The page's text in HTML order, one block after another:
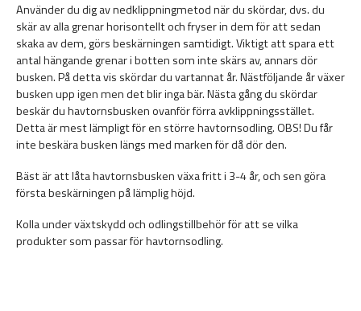
Använder du dig av nedklippningmetod när du skördar, dvs. du
skär av alla grenar horisontellt och fryser in dem för att sedan
skaka av dem, görs beskärningen samtidigt. Viktigt att spara ett
antal hängande grenar i botten som inte skärs av, annars dör
busken. På detta vis skördar du vartannat år. Nästföljande år växer
busken upp igen men det blir inga bär. Nästa gång du skördar
beskär du havtornsbusken ovanför förra avklippningsstället.
Detta är mest lämpligt för en större havtornsodling. OBS! Du får
inte beskära busken längs med marken för då dör den.
Bäst är att låta havtornsbusken växa fritt i 3-4 år, och sen göra
första beskärningen på lämplig höjd.
Kolla under växtskydd och odlingstillbehör för att se vilka
produkter som passar för havtornsodling.